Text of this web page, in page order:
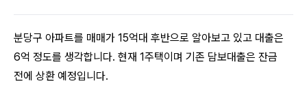
분당구 아파트를 매매가 15억대 후반으로 알아보고 있고 대출은
6억 정도를 생각합니다. 현재 1주택이며 기존 담보대출은 잔금
전에 상환 예정입니다.